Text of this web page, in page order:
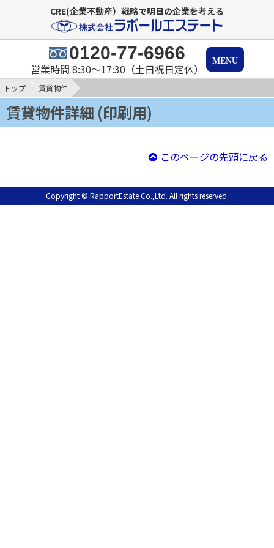
CRE(企業不動産）戦略で明日の企業を考える
0120-77-6966
営業時間 8:30～17:30（土日祝日定休）
トップ 賃貸物件
賃貸物件詳細 (印刷用)
このページの先頭に戻る
Copyright © RapportEstate Co.,Ltd. All rights reserved.